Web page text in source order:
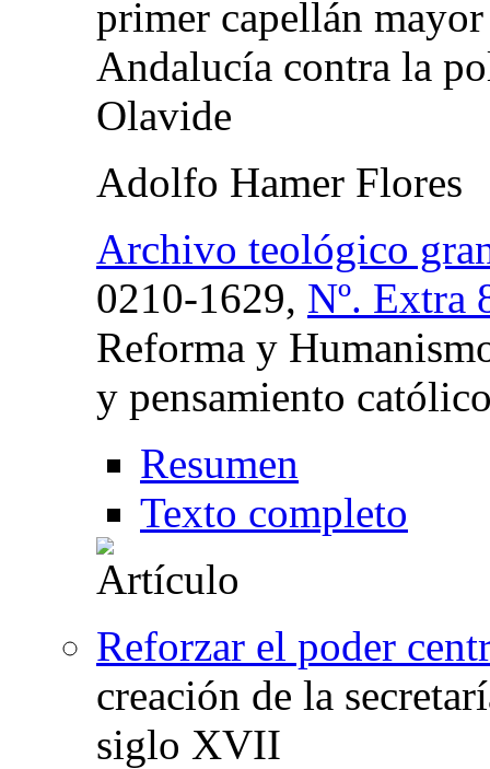
primer capellán
Andalucía contra la
Olavide
Adolfo Hamer Flores
Archivo teológico
0210-1629, Nº. Extra
Reforma y
y pensamiento
Resumen
Texto completo
Reforzar el poder
creación de la
siglo XVII